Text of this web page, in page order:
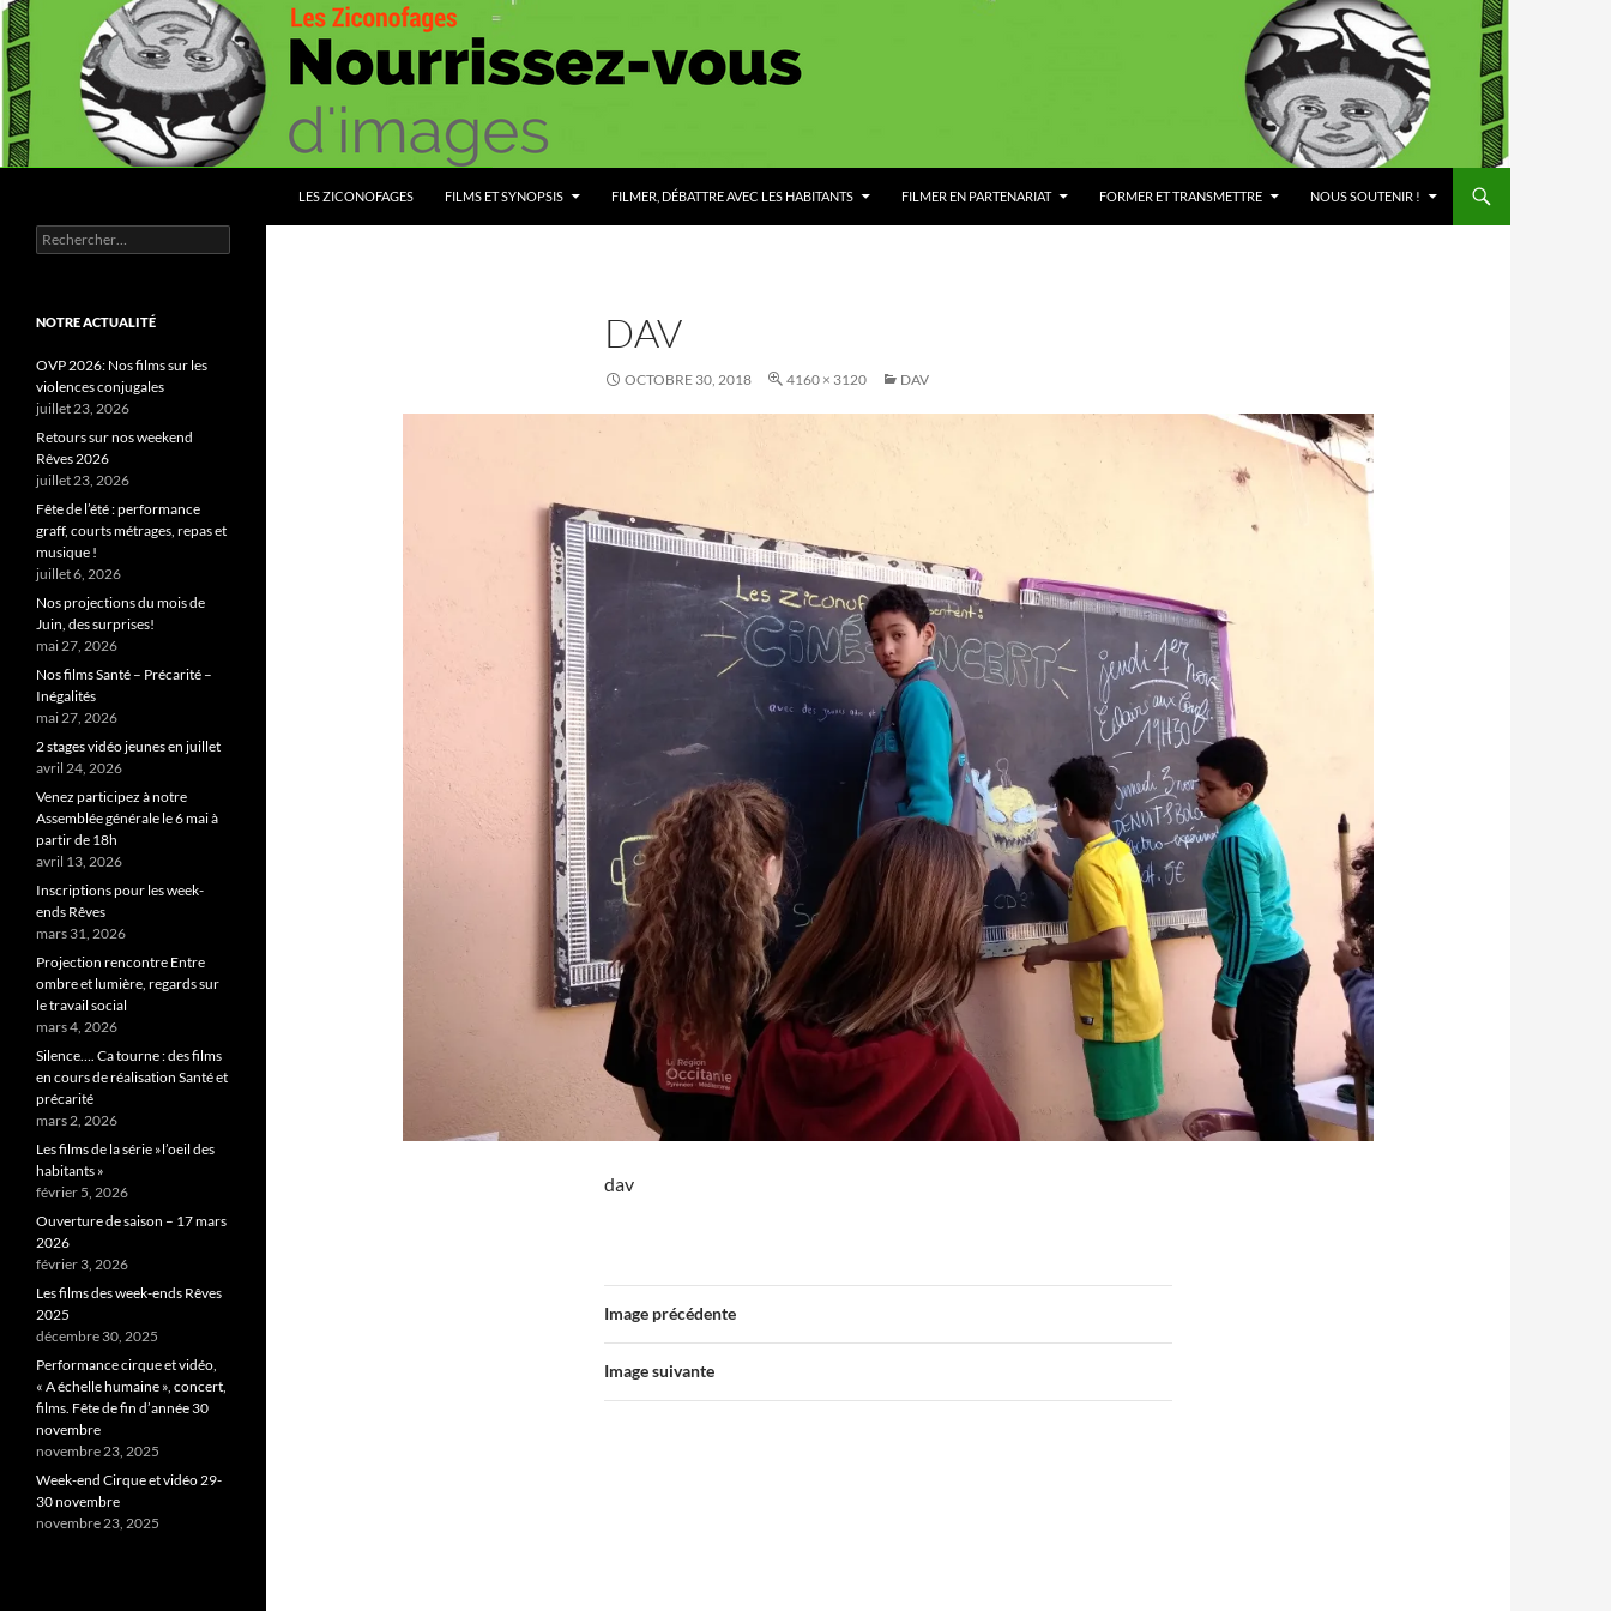
Aller
au
contenu
LES ZICONOFAGES FILMS ET SYNOPSIS FILMER, DÉBATTRE AVEC LES HABITANTS FILMER EN PARTENARIAT FORMER ET TRANSMETTRE NOUS SOUTENIR !
DAV
OCTOBRE 30, 2018 4160 × 3120 DAV
dav
Image précédente
Image suivante
Nourrissez vous d'images
Rechercher :
NOTRE ACTUALITÉ
OVP 2026: Nos films sur les
violences conjugales
juillet 23, 2026
Retours sur nos weekend
Rêves 2026
juillet 23, 2026
Fête de l’été : performance
graff, courts métrages, repas et
musique !
juillet 6, 2026
Nos projections du mois de
Juin, des surprises!
mai 27, 2026
Nos films Santé – Précarité –
Inégalités
mai 27, 2026
2 stages vidéo jeunes en juillet
avril 24, 2026
Venez participez à notre
Assemblée générale le 6 mai à
partir de 18h
avril 13, 2026
Inscriptions pour les week-
ends Rêves
mars 31, 2026
Projection rencontre Entre
ombre et lumière, regards sur
le travail social
mars 4, 2026
Silence…. Ca tourne : des films
en cours de réalisation Santé et
précarité
mars 2, 2026
Les films de la série »l’oeil des
habitants »
février 5, 2026
Ouverture de saison – 17 mars
2026
février 3, 2026
Les films des week-ends Rêves
2025
décembre 30, 2025
Performance cirque et vidéo,
« A échelle humaine », concert,
films. Fête de fin d’année 30
novembre
novembre 23, 2025
Week-end Cirque et vidéo 29-
30 novembre
novembre 23, 2025